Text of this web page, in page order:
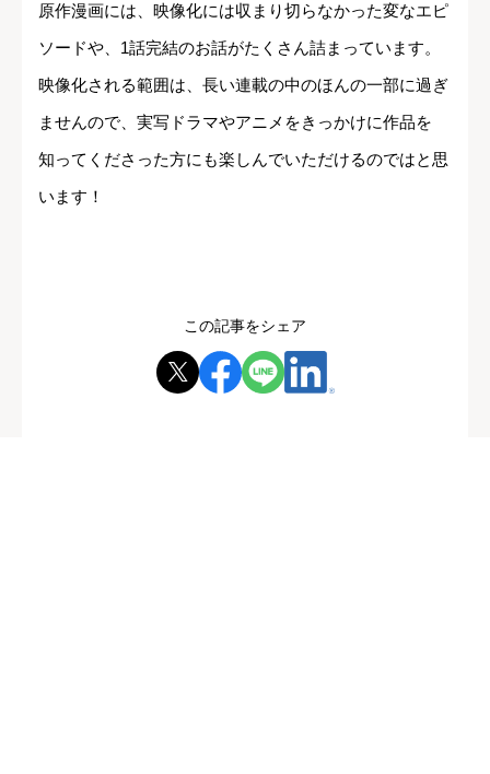
原作漫画には、映像化には収まり切らなかった変なエピ
ソードや、1話完結のお話がたくさん詰まっています。
映像化される範囲は、長い連載の中のほんの一部に過ぎ
ませんので、実写ドラマやアニメをきっかけに作品を
知ってくださった方にも楽しんでいただけるのではと思
います！
この記事をシェア